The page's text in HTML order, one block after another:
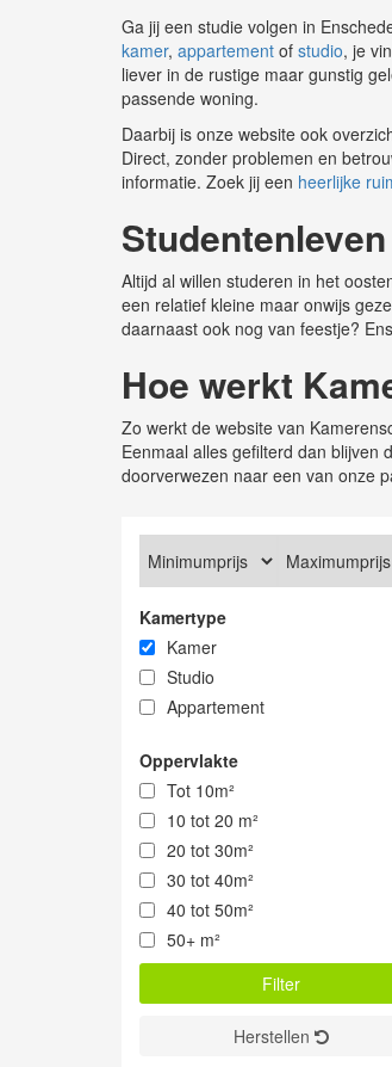
Ga jij een studie volgen in
kamer, appartement of studio, je
liever in de rustige maar gunstig
passende woning.
Daarbij is onze website ook
Direct, zonder problemen en
informatie. Zoek jij een heerlijke
Altijd al willen studeren in het
een relatief kleine maar onwijs
daarnaast ook nog van feestje?
Hoe werkt
Zo werkt de website van
Eenmaal alles gefilterd dan blijven
doorverwezen naar een van onze
Kamertype
Kamer
Studio
Appartement
Oppervlakte
Tot 10m²
10 tot 20 m²
20 tot 30m²
30 tot 40m²
40 tot 50m²
50+ m²
Herstellen